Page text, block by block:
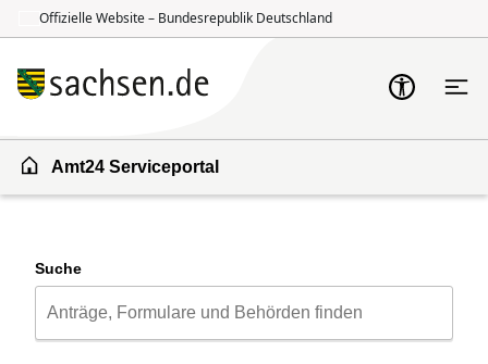
Offizielle Website – Bundesrepublik Deutschland
Amt24 Serviceportal
Suche